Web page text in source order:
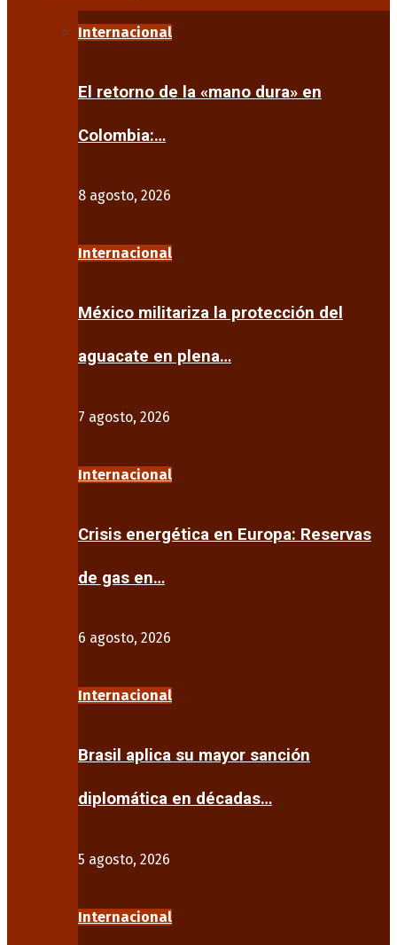
Internacional
El retorno de la «mano dura» en
Colombia:…
8 agosto, 2026
Internacional
México militariza la protección del
aguacate en plena…
7 agosto, 2026
Internacional
Crisis energética en Europa: Reservas
de gas en…
6 agosto, 2026
Internacional
Brasil aplica su mayor sanción
diplomática en décadas…
5 agosto, 2026
Internacional